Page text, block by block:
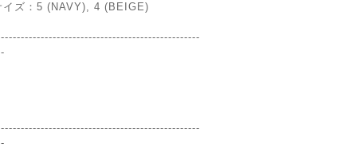
イズ：5 (NAVY), 4 (BEIGE)